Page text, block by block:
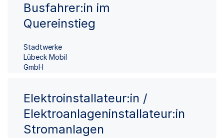
Busfahrer:in im
Quereinstieg
Stadtwerke
Lübeck Mobil
GmbH
Elektroinstallateur:in /
Elektroanlageninstallateur:in
Stromanlagen